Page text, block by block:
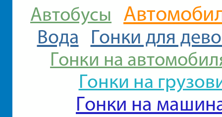
Автобусы
Вода Гонки для
Гонки на
Гонки на
Гонки на